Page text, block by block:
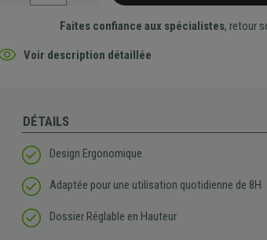
Faites confiance aux spécialistes, retour
Voir description détaillée
DÉTAILS
Design Ergonomique
Adaptée pour une utilisation quotidienne de 8H
Dossier Réglable en Hauteur